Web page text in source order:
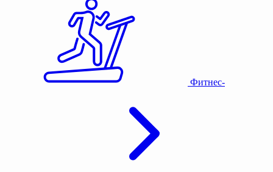
Фитнес-